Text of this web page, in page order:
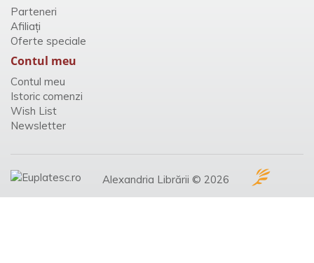
Parteneri
Afiliaţi
Oferte speciale
Contul meu
Contul meu
Istoric comenzi
Wish List
Newsletter
Alexandria Librării © 2026